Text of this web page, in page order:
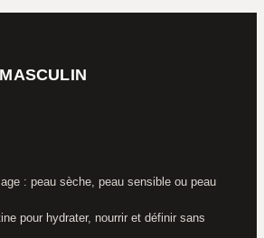
: peau sèche, peau sensible ou peau
pour hydrater, nourrir et définir sans